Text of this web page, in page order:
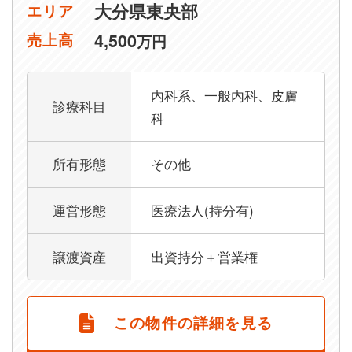
エリア 大分県東央部
売上高 4,500万円
診療科目
内科系、一般内科、皮膚
科
所有形態 その他
運営形態 医療法人(持分有)
譲渡資産 出資持分＋営業権
この物件の詳細を見る